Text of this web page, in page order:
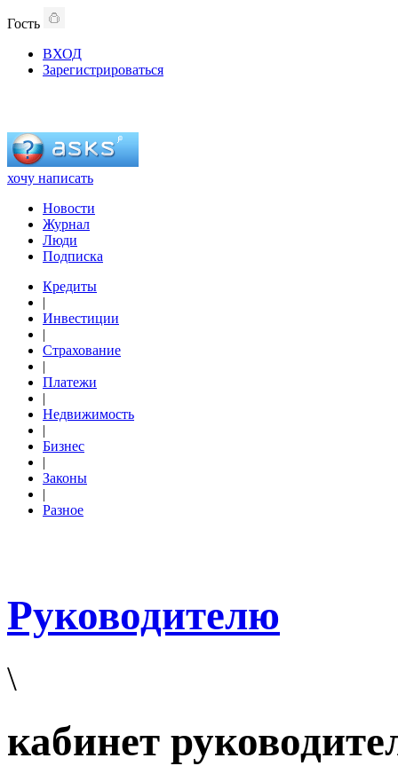
Гость
ВХОД
Зарегистрироваться
хочу написать
Новости
Журнал
Люди
Подписка
Кредиты
|
Инвестиции
|
Страхование
|
Платежи
|
Недвижимость
|
Бизнес
|
Законы
|
Разное
Руководителю
\
кабинет